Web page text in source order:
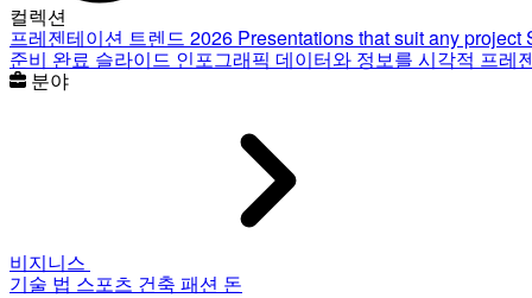
컬렉션
프레젠테이션 트렌드 2026 Presentations that suit any project
준비 완료 슬라이드 인포그래픽 데이터와 정보를 시각적 프레
분야
비지니스
기술 법 스포츠 건축 패션 돈